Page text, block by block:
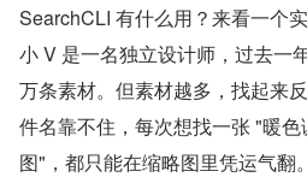
SearchCLI 有什么用？来看一个
小 V 是一名独立设计师，过去一
万条素材。但素材越多，找起来
件名靠不住，每次想找一张 "暖
图"，都只能在缩略图里凭运气翻。